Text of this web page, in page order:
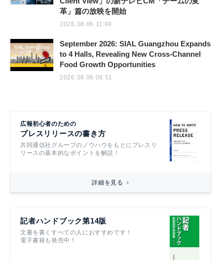
革」篇の放映を開始
2026.08.06 11:04
September 2026: SIAL Guangzhou Expands
to 4 Halls, Revealing New Cross-Channel
Food Growth Opportunities
2026.08.06 09:51
広報初心者のための
プレスリリースの書き方
共同通信社グループのノウハウをもとにプレスリ
リースの基本的なポイントを解説！
詳細を見る
記者ハンドブック第14版
文書を書くすべての人におすすめです！
電子書籍も発売中！